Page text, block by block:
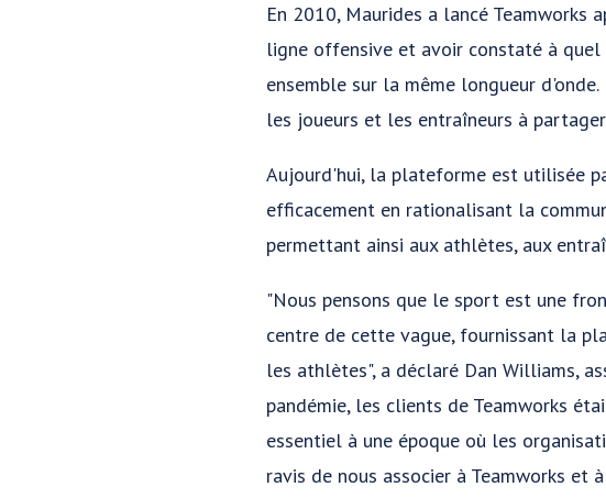
En 2010, Maurides a lancé
ligne offensive et avoir constaté à
ensemble sur la même longueur
les joueurs et les entraîneurs à
Aujourd'hui, la plateforme est utilisée
efficacement en rationalisant la
permettant ainsi aux athlètes, aux
"Nous pensons que le sport est une
centre de cette vague, fournissant la
les athlètes", a déclaré Dan Williams,
pandémie, les clients de Teamworks
essentiel à une époque où les
ravis de nous associer à Teamworks et